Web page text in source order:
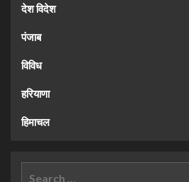
देश विदेश
पंजाब
विविध
हरियाणा
हिमाचल